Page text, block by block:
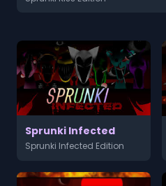
Sprunki Infected
Sprunki Infected Edition